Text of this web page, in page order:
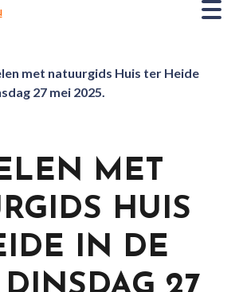
met natuurgids Huis ter Heide
27 mei 2025.
MET
HUIS
IN DE